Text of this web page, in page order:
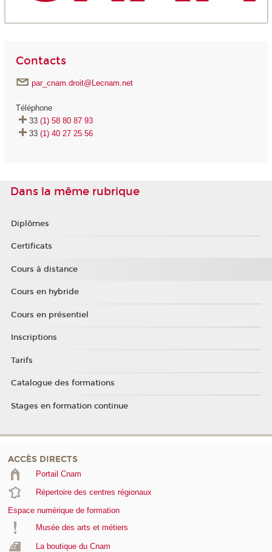
Contacts
par_cnam.droit@Lecnam.net
Téléphone
33 (1) 58 80 87 93
33 (1) 40 27 25 56
Dans la même rubrique
Diplômes
Certificats
Cours à distance
Cours en hybride
Cours en présentiel
Inscriptions
Tarifs
Catalogue des formations
Stages en formation continue
ACCÈS DIRECTS
Portail Cnam
Répertoire des centres régionaux
Espace numérique de formation
Musée des arts et métiers
La boutique du Cnam